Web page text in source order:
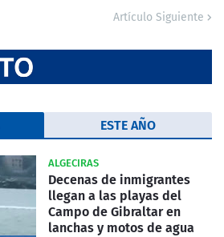
Artículo Siguiente
ESTE AÑO
ALGECIRAS
Decenas de inmigrantes
llegan a las playas del
Campo de Gibraltar en
lanchas y motos de agua